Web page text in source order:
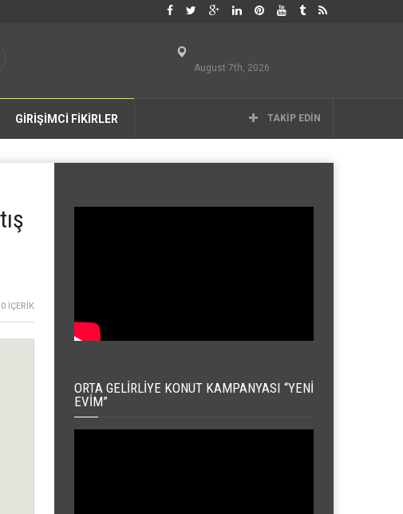
August 7th, 2026
GİRİŞİMCİ FİKİRLER TAKIP EDIN
0 İÇERIK
ORTA GELIRLIYE KONUT KAMPANYASI “YENI
EVIM”